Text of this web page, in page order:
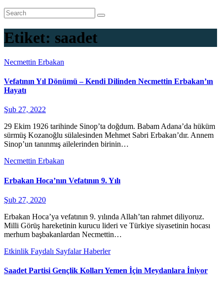
Etiket: saadet
Necmettin Erbakan
Vefatının Yıl Dönümü – Kendi Dilinden Necmettin Erbakan’ın
Hayatı
Şub 27, 2022
29 Ekim 1926 tarihinde Sinop’ta doğdum. Babam Adana’da hüküm
sürmüş Kozanoğlu sülalesinden Mehmet Sabri Erbakan’dır. Annem
Sinop’un tanınmış ailelerinden birinin…
Necmettin Erbakan
Erbakan Hoca’nın Vefatının 9. Yılı
Şub 27, 2020
Erbakan Hoca’ya vefatının 9. yılında Allah’tan rahmet diliyoruz.
Milli Görüş hareketinin kurucu lideri ve Türkiye siyasetinin hocası
merhum başbakanlardan Necmettin…
Etkinlik Faydalı SayfalarHaberler
Saadet Partisi Gençlik Kolları Yemen İçin Meydanlara İniyor